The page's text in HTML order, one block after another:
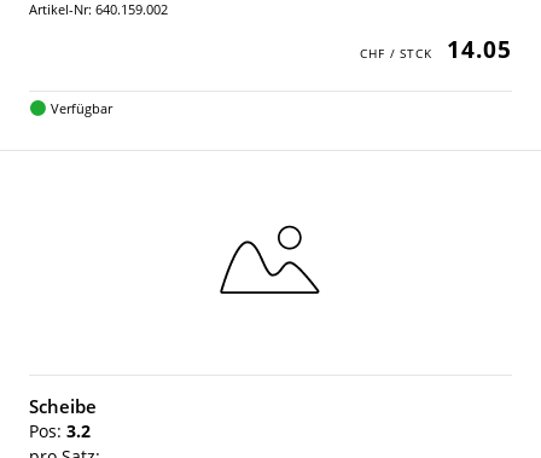
Artikel-Nr: 640.159.002
14.05
Verfügbar
Scheibe
Pos: 3.2